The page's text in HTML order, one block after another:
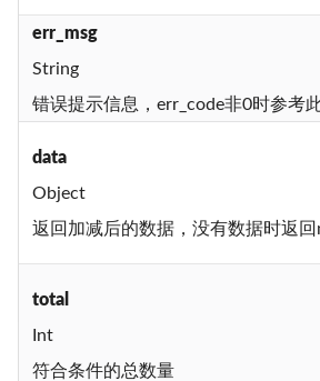
err_msg
String
错误提示信息，err_code非0时参考
data
Object
返回加减后的数据，没有数据时返
total
Int
符合条件的总数量